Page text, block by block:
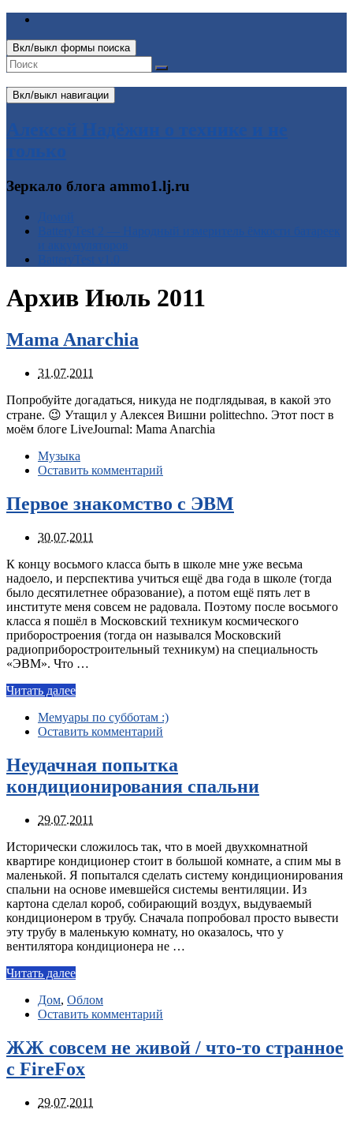
Вкл/выкл формы поиска
Вкл/выкл навигации
Алексей Надёжин о технике и не
только
Зеркало блога ammo1.lj.ru
Архив Июль 2011
Mama Anarchia
31.07.2011
Попробуйте догадаться, никуда не подглядывая, в какой это
стране. 😉 Утащил у Алексея Вишни polittechno. Этот пост в
моём блоге LiveJournal: Mama Anarchia
Музыка
Оставить комментарий
Первое знакомство с ЭВМ
30.07.2011
К концу восьмого класса быть в школе мне уже весьма
надоело, и перспектива учиться ещё два года в школе (тогда
было десятилетнее образование), а потом ещё пять лет в
институте меня совсем не радовала. Поэтому после восьмого
класса я пошёл в Московский техникум космического
приборостроения (тогда он назывался Московский
радиоприборостроительный техникум) на специальность
«ЭВМ». Что …
Читать далее
Мемуары по субботам :)
Оставить комментарий
Неудачная попытка
кондиционирования спальни
29.07.2011
Исторически сложилось так, что в моей двухкомнатной
квартире кондиционер стоит в большой комнате, а спим мы в
маленькой. Я попытался сделать систему кондиционирования
спальни на основе имевшейся системы вентиляции. Из
картона сделал короб, собирающий воздух, выдуваемый
кондиционером в трубу. Сначала попробовал просто вывести
эту трубу в маленькую комнату, но оказалось, что у
вентилятора кондиционера не …
Читать далее
Дом, Облом
Оставить комментарий
ЖЖ совсем не живой / что-то странное
с FireFox
29.07.2011